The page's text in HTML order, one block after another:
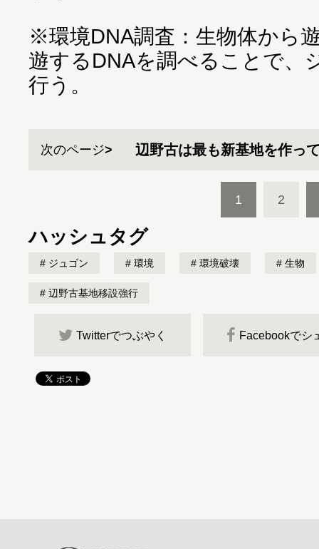
※環境DNA調査：生物体から
遊するDNAを調べることで、
行う。
次のページ 辺野古は最も新基地を作っ
1 2
ハッシュタグ
ジュゴン 環境 環境破壊 生物
辺野古基地移設強行
Twitterでつぶやく Facebookでシ